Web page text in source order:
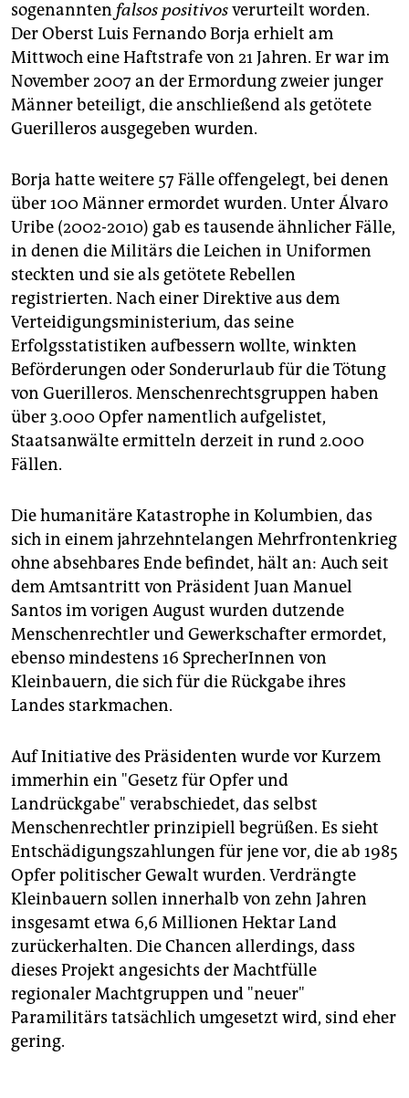
epaper login
sogenannten falsos positivosverurteilt worden.
Der Oberst Luis Fernando Borja erhielt am
Mittwoch eine Haftstrafe von 21 Jahren. Er war im
November 2007 an der Ermordung zweier junger
Männer beteiligt, die anschließend als getötete
Guerilleros ausgegeben wurden.
Borja hatte weitere 57 Fälle offengelegt, bei denen
über 100 Männer ermordet wurden. Unter Álvaro
Uribe (2002-2010) gab es tausende ähnlicher Fälle,
in denen die Militärs die Leichen in Uniformen
steckten und sie als getötete Rebellen
registrierten. Nach einer Direktive aus dem
Verteidigungsministerium, das seine
Erfolgsstatistiken aufbessern wollte, winkten
Beförderungen oder Sonderurlaub für die Tötung
von Guerilleros. Menschenrechtsgruppen haben
über 3.000 Opfer namentlich aufgelistet,
Staatsanwälte ermitteln derzeit in rund 2.000
Fällen.
Die humanitäre Katastrophe in Kolumbien, das
sich in einem jahrzehntelangen Mehrfrontenkrieg
ohne absehbares Ende befindet, hält an: Auch seit
dem Amtsantritt von Präsident Juan Manuel
Santos im vorigen August wurden dutzende
Menschenrechtler und Gewerkschafter ermordet,
ebenso mindestens 16 SprecherInnen von
Kleinbauern, die sich für die Rückgabe ihres
Landes starkmachen.
Auf Initiative des Präsidenten wurde vor Kurzem
immerhin ein "Gesetz für Opfer und
Landrückgabe" verabschiedet, das selbst
Menschenrechtler prinzipiell begrüßen. Es sieht
Entschädigungszahlungen für jene vor, die ab 1985
Opfer politischer Gewalt wurden. Verdrängte
Kleinbauern sollen innerhalb von zehn Jahren
insgesamt etwa 6,6 Millionen Hektar Land
zurückerhalten. Die Chancen allerdings, dass
dieses Projekt angesichts der Machtfülle
regionaler Machtgruppen und "neuer"
Paramilitärs tatsächlich umgesetzt wird, sind eher
gering.